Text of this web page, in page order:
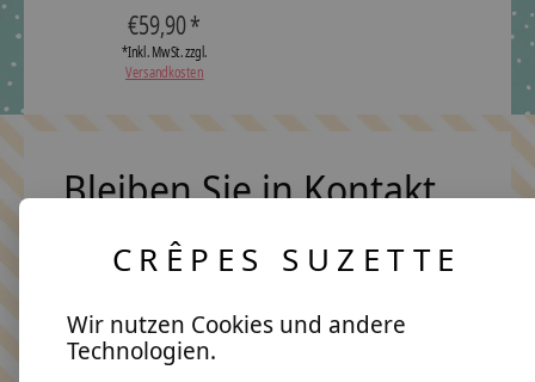
€59,90 *
*Inkl. MwSt. zzgl.
Versandkosten
Bleiben Sie in Kontakt
Keine Sorge, wir übertreiben es nicht
CRÊPES SUZETTE
Wir nutzen Cookies und andere
Technologien.